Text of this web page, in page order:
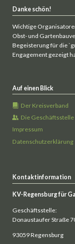
Danke schön!
Wichtige
Obst- und
Begeisterung für die
Engagement gezeigt
Auf einen Blick
Der Kreisverband
Die Geschäftsstelle
Impressum
Datenschutzerklärung
Kontaktinformation
KV-Regensburg für
Geschäftsstelle:
Donaustaufer Straße
93059 Regensburg